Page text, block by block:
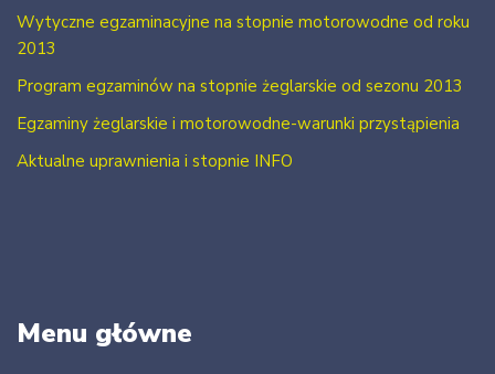
Wytyczne egzaminacyjne na stopnie motorowodne od roku
2013
Program egzaminów na stopnie żeglarskie od sezonu 2013
Egzaminy żeglarskie i motorowodne-warunki przystąpienia
Aktualne uprawnienia i stopnie INFO
Menu główne